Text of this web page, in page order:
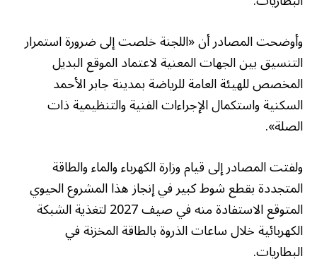
وأوضحت المصادر أن «اللجنة خلصت إلى ضرورة استمرار
التنسيق بين الجهات المعنية لاعتماد الموقع البديل
المخصص للهيئة العامة للرياضة بمدينة جابر الأحمد
السكنية واستكمال الإجراءات الفنية والتنظيمية ذات
الصلة».
ولفتت المصادر إلى قيام وزارة الكهرباء والماء والطاقة
المتجددة بقطع شوط كبير في إنجاز هذا المشروع الحيوي
المتوقع الاستفادة منه في صيف 2027 لتغذية الشبكة
الكهربائية خلال ساعات الذروة بالطاقة المخزنة في
البطاريات.